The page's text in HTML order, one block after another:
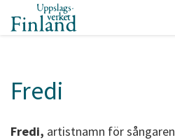
Fredi
Fredi, artistnamn för sångaren